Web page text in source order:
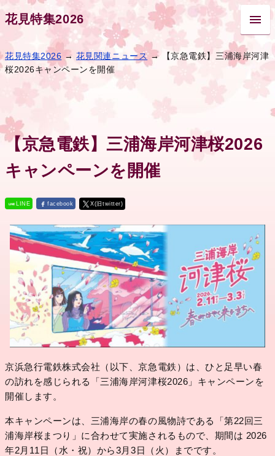
花見特集2026
花見特集2026 → 花見関連ニュース→ 【京急電鉄】三浦海岸河津
桜2026キャンペーンを開催
【京急電鉄】三浦海岸河津桜2026
キャンペーンを開催
LINE facebook X(旧twitter)
京浜急行電鉄株式会社（以下、京急電鉄）は、ひと足早い春
の訪れを感じられる「三浦海岸河津桜2026」キャンペーンを
開催します。
本キャンペーンは、三浦海岸の春の風物詩である「第22回三
浦海岸桜まつり」に合わせて実施されるもので、期間は 2026
年2月11日（水・祝）から3月3日（火）までです。